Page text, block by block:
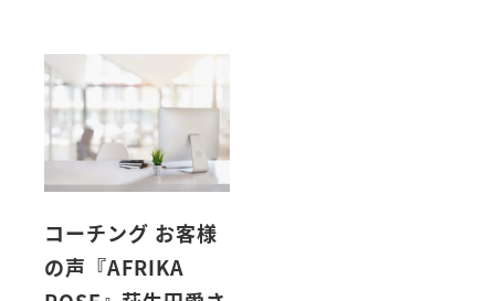
コーチング お客様
の声『AFRIKA